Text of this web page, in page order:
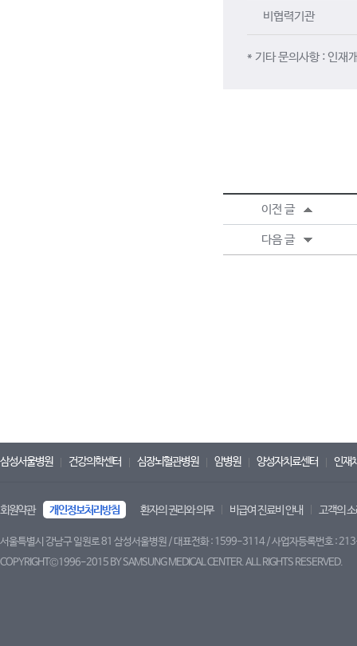
비협력기관
* 기타 문의사항 : 인
이전 글
다음 글
삼성서울병원 건강의학센터 심장뇌혈관병원 암병원 양성자치료센터 인재
회원약관 개인정보처리방침 환자의 권리와 의무 비급여 진료비 안내 고객의
서울특별시 강남구 일원로 81 삼성서울병원 / 대표전화 : 1599-3114 / 사업자등록번호 :
COPYRIGHT©1996-2015 BY SAMSUNG MEDICAL CENTER. ALL RIGHTS RESERVED.